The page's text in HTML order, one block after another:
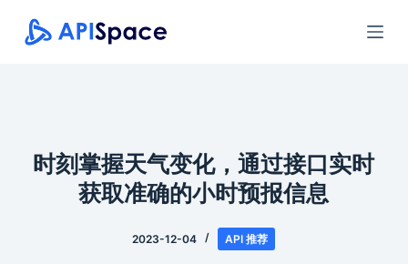
跳
过
时刻掌握天气变化，通过接口实时
获取准确的小时预报信息
2023-12-04 API 推荐